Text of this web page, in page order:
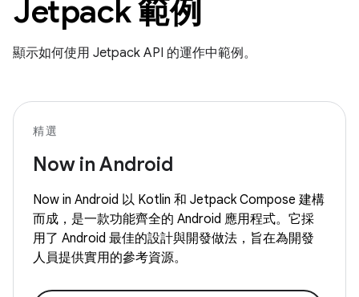
Jetpack 範例
顯示如何使用 Jetpack API 的運作中範例。
精選
Now in Android
Now in Android 以 Kotlin 和 Jetpack Compose 建構
而成，是一款功能齊全的 Android 應用程式。它採
用了 Android 最佳的設計與開發做法，旨在為開發
人員提供實用的參考資源。